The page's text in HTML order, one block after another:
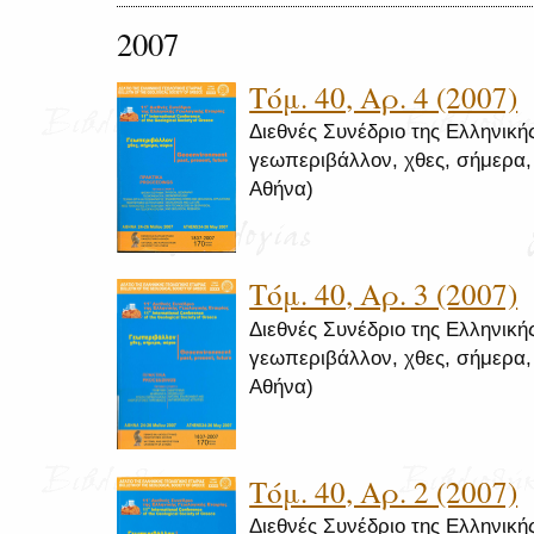
2007
Τόμ. 40, Αρ. 4 (2007)
Διεθνές Συνέδριο της
γεωπεριβάλλον, χθες,
Αθήνα)
Τόμ. 40, Αρ. 3 (2007)
Διεθνές Συνέδριο της
γεωπεριβάλλον, χθες,
Αθήνα)
Τόμ. 40, Αρ. 2 (2007)
Διεθνές Συνέδριο της